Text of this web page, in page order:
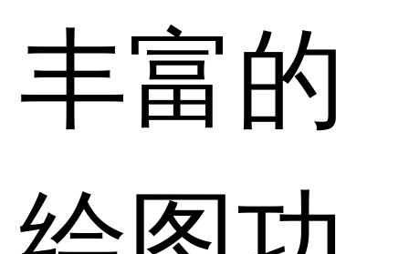
丰富的